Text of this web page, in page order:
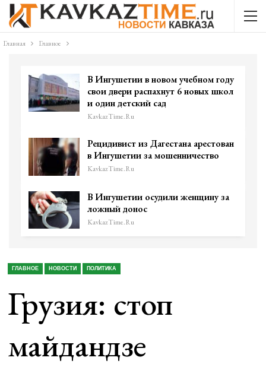
Главная Главное
В Ингушетии в новом учебном году
свои двери распахнут 6 новых школ
и один детский сад
KavkazTime.ru
Рецидивист из Дагестана арестован
в Ингушетии за мошенничество
KavkazTime.ru
В Ингушетии осудили женщину за
ложный донос
KavkazTime.ru
ГЛАВНОЕ НОВОСТИ ПОЛИТИКА
Грузия: стоп
майдандзе